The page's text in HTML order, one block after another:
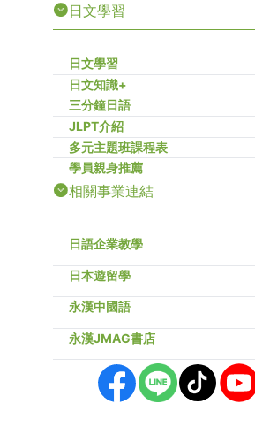
日文學習
日文學習
日文知識+
三分鐘日語
JLPT介紹
多元主題班課程表
學員親身推薦
相關事業連結
日語企業教學
日本遊留學
永漢中國語
永漢JMAG書店